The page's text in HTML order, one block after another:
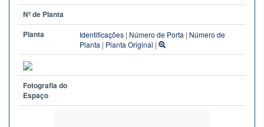
Nº de Planta
Planta
Identificações | Número de Porta | Número de
Planta | Planta Original |
Fotografia do
Espaço